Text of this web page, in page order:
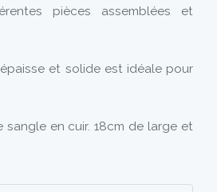
pièces assemblées et
et solide est idéale pour
sangle en cuir. 18cm de large et